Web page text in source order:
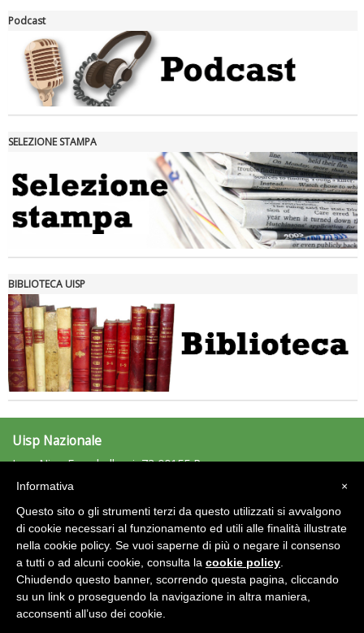
Tiziano Pesce nel Cda di Fondazione Terzjus: prima riunione a
Podcast
SELEZIONE STAMPA
BIBLIOTECA UISP
Uisp Nazionale
L.go Nino Franchellucci, 73 00155 Roma
Tel: 06.439841 - Fax: 06.43984320
C.F.: 97029170582
Area Riservata 2.0
×
Informativa
Questo sito o gli strumenti terzi da questo utilizzati si avvalgono
di cookie necessari al funzionamento ed utili alle finalità illustrate
nella cookie policy. Se vuoi saperne di più o negare il consenso
a tutti o ad alcuni cookie, consulta la cookie policy
Chiudendo questo banner, scorrendo questa pagina, cliccando
su un link o proseguendo la navigazione in altra maniera,
acconsenti all’uso dei cookie.